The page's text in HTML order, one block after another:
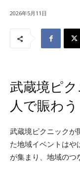
2026年5月11日
武蔵境ピ
人で賑わう
武蔵境ピクニックが
た地域イベントはや
が集まり、地域のつ